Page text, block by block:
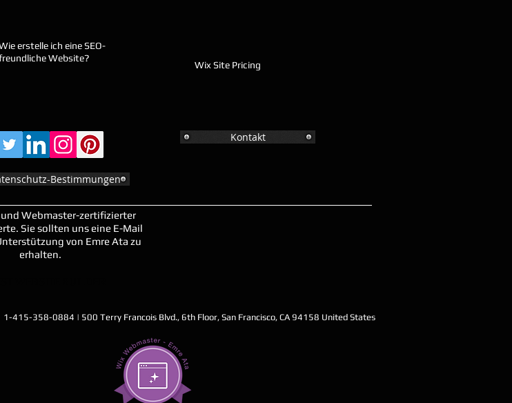
erstelle ich eine SEO-
Website?
Wix Site Pricing
Kontakt
Bestimmungen
Webmaster-zertifizierter
Sie sollten uns eine E-Mail
von Emre Ata zu
erhalten.
415-358-0884 | 500 Terry Francois Blvd., 6th Floor, San Francisco, CA 94158 United States